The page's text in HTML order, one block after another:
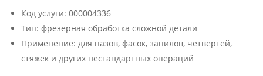
Код услуги: 000004336
Тип: фрезерная обработка сложной детали
Применение: для пазов, фасок, запилов, четвертей,
стяжек и других нестандартных операций